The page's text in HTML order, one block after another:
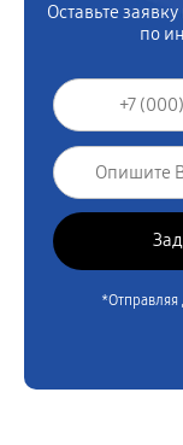
Оставьте
по
*Отправляя